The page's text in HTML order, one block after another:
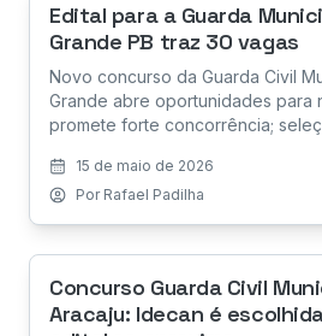
Edital para a Guarda
Grande PB traz 30 vagas
Novo concurso da Guarda Civil
Grande abre oportunidades para
promete forte concorrência;
15 de maio de 2026
Por Rafael Padilha
Concurso Guarda Civil
Aracaju: Idecan é